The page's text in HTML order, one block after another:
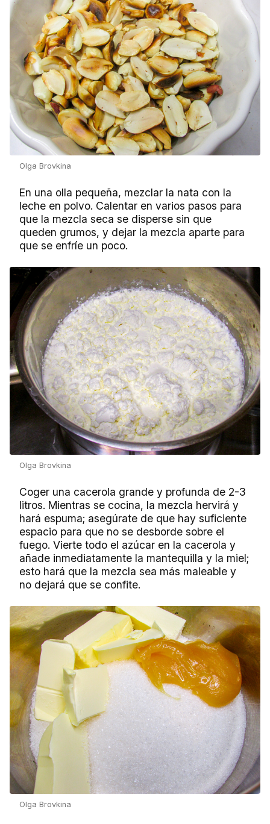
Olga Brovkina
En una olla pequeña, mezclar la nata con la
leche en polvo. Calentar en varios pasos para
que la mezcla seca se disperse sin que
queden grumos, y dejar la mezcla aparte para
que se enfríe un poco.
Olga Brovkina
Coger una cacerola grande y profunda de 2-3
litros. Mientras se cocina, la mezcla hervirá y
hará espuma; asegúrate de que hay suficiente
espacio para que no se desborde sobre el
fuego. Vierte todo el azúcar en la cacerola y
añade inmediatamente la mantequilla y la miel;
esto hará que la mezcla sea más maleable y
no dejará que se confite.
Olga Brovkina